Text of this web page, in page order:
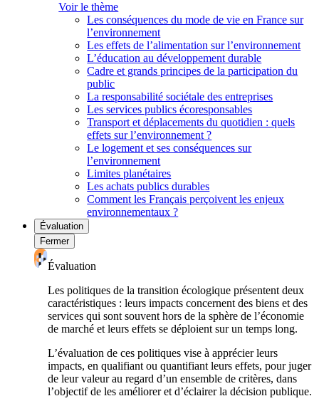
Voir le thème
Les conséquences du mode de vie en France sur
l’environnement
Les effets de l’alimentation sur l’environnement
L’éducation au développement durable
Cadre et grands principes de la participation du
public
La responsabilité sociétale des entreprises
Les services publics écoresponsables
Transport et déplacements du quotidien : quels
effets sur l’environnement ?
Le logement et ses conséquences sur
l’environnement
Limites planétaires
Les achats publics durables
Comment les Français perçoivent les enjeux
environnementaux ?
Évaluation
Fermer
Évaluation
Les politiques de la transition écologique présentent deux
caractéristiques : leurs impacts concernent des biens et des
services qui sont souvent hors de la sphère de l’économie
de marché et leurs effets se déploient sur un temps long.
L’évaluation de ces politiques vise à apprécier leurs
impacts, en qualifiant ou quantifiant leurs effets, pour juger
de leur valeur au regard d’un ensemble de critères, dans
l’objectif de les améliorer et d’éclairer la décision publique.